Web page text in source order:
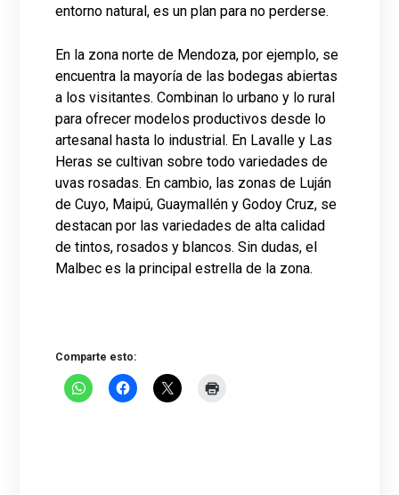
entorno natural, es un plan para no perderse.
En la zona norte de Mendoza, por ejemplo, se
encuentra la mayoría de las bodegas abiertas
a los visitantes. Combinan lo urbano y lo rural
para ofrecer modelos productivos desde lo
artesanal hasta lo industrial. En Lavalle y Las
Heras se cultivan sobre todo variedades de
uvas rosadas. En cambio, las zonas de Luján
de Cuyo, Maipú, Guaymallén y Godoy Cruz, se
destacan por las variedades de alta calidad
de tintos, rosados y blancos. Sin dudas, el
Malbec es la principal estrella de la zona.
Comparte esto: